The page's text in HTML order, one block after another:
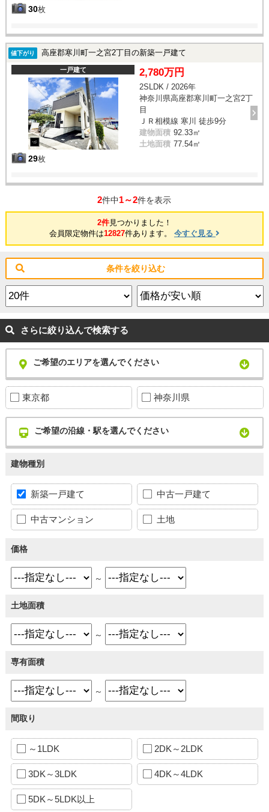
30枚
値下がり 高座郡寒川町一之宮2丁目の新築一戸建て
一戸建て
29枚
2,780万円
2SLDK / 2026年
神奈川県高座郡寒川町一之宮2丁
目
ＪＲ相模線 寒川 徒歩9分
建物面積 92.33㎡
土地面積 77.54㎡
2件中1～2件を表示
2件見つかりました！
会員限定物件は12827件あります。 今すぐ見る
条件を絞り込む
さらに絞り込んで検索する
ご希望のエリアを選んでください
東京都 神奈川県
ご希望の沿線・駅を選んでください
建物種別
新築一戸建て 中古一戸建て
中古マンション 土地
価格
～
土地面積
～
専有面積
～
間取り
～1LDK 2DK～2LDK
3DK～3LDK 4DK～4LDK
5DK～5LDK以上